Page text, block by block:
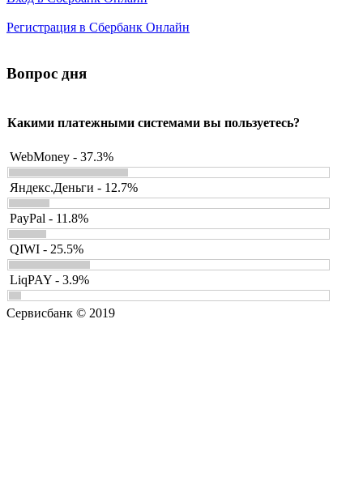
Регистрация в Сбербанк Онлайн
Вопрос дня
Какими платежными системами вы пользуетесь?
WebMoney - 37.3%
Яндекс.Деньги - 12.7%
PayPal - 11.8%
QIWI - 25.5%
LiqPAY - 3.9%
Сервисбанк © 2019